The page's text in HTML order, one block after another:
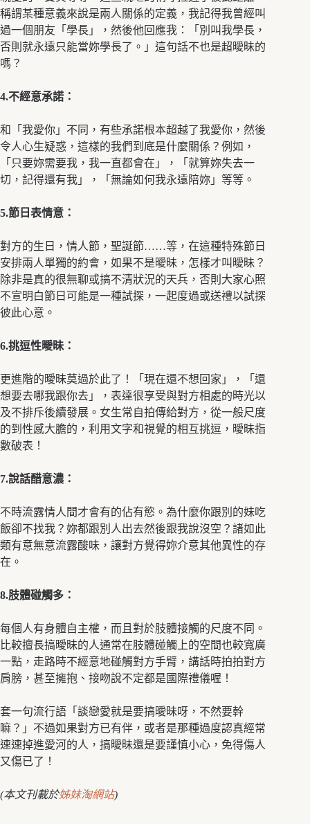
稱謂某種意義來說是兩人關係的定義，我記得我曾經叫
過一個朋友「學長」，然後他回應我：「別叫我學長，
否則就永遠只能當妳學長了。」這句話不也是超曖昧的
嗎？
4.不經意承諾：
和「我愛你」不同，有些承諾根本超越了我愛你，然後
令人心生疑惑，這樣的我們到底是什麼關係？例如，
「只要妳需要我，我一直都會在」，「就算妳失去一
切，記得還有我」，「無論如何我永遠陪妳」等等。
5.節日表情意：
對方的生日，情人節，聖誕節……等，在這種特殊節日
安排兩人單獨的約會，如果不是曖昧，怎樣才叫曖昧？
除非是真的很無聊或搞不清狀況的天兵，否則大家心照
不宣明白節日可能是一種試探，一起度過或送禮以試探
彼此心意。
6.挑逗性曖昧：
更進階的曖昧莫過於此了！「現在還不想回家」，「還
想要去哪我跟你去」，表達很享受與對方相處的時光以
及不排斥後續發展。女生常自拍傳給對方，從一般尺度
的到性感大膽的，利用文字和視覺的相互挑逗，曖昧指
數破表！
7.說話醋意濃：
不時流露情人間才會有的佔有慾。為什麼你跟別的妹吃
飯卻不找我？妳都跟別人出去然後跟我說沒空？諸如此
類有意無意流露酸味，讓對方覺得妳介意其他異性的存
在。
8.肢體碰觸多：
每個人有身體自主權，而且對於肢體接觸的尺度不同。
比較擅長搞曖昧的人通常在肢體碰觸上的空間也較寬廣
一點，走路時不經意地碰觸對方手臂，講話時拍拍對方
肩膀，甚至擁抱、接吻說不定都是國際禮儀喔！
套一句流行語「談戀愛就是要搞曖昧呀，不然要幹
嘛？」不過如果對方已有伴，或者是那種過度認真經常
速速掉進愛河的人，搞曖昧還是要謹慎小心，免得傷人
又傷已了！
(本文刊載於姊妹淘網站)